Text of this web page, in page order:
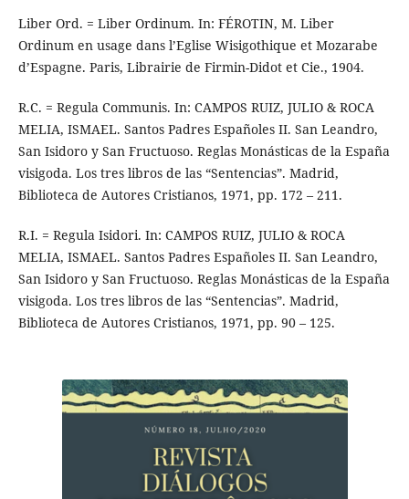
Liber Ord. = Liber Ordinum. In: FÉROTIN, M. Liber
Ordinum en usage dans l’Eglise Wisigothique et Mozarabe
d’Espagne. Paris, Librairie de Firmin-Didot et Cie., 1904.
R.C. = Regula Communis. In: CAMPOS RUIZ, JULIO & ROCA
MELIA, ISMAEL. Santos Padres Españoles II. San Leandro,
San Isidoro y San Fructuoso. Reglas Monásticas de la España
visigoda. Los tres libros de las “Sentencias”. Madrid,
Biblioteca de Autores Cristianos, 1971, pp. 172 – 211.
R.I. = Regula Isidori. In: CAMPOS RUIZ, JULIO & ROCA
MELIA, ISMAEL. Santos Padres Españoles II. San Leandro,
San Isidoro y San Fructuoso. Reglas Monásticas de la España
visigoda. Los tres libros de las “Sentencias”. Madrid,
Biblioteca de Autores Cristianos, 1971, pp. 90 – 125.